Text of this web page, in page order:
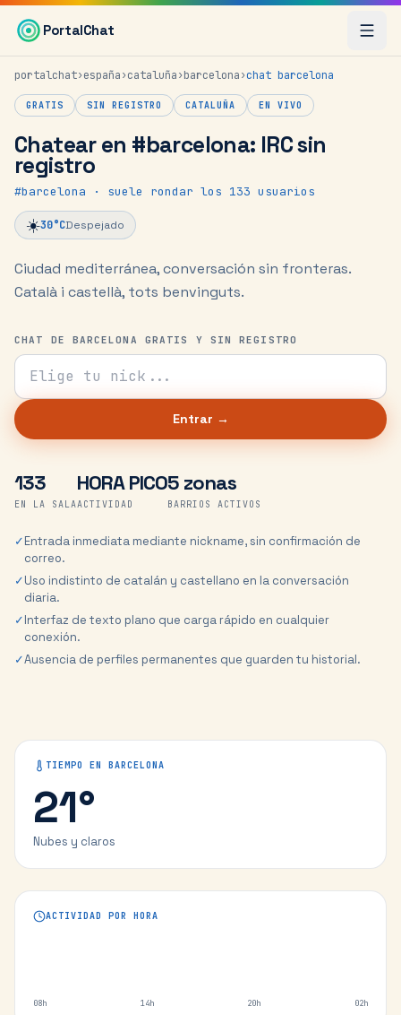
Saltar al contenido principal
PortalChat
portalchat›españa›cataluña›barcelona›chat barcelona
GRATIS SIN REGISTRO CATALUÑA EN VIVO
Chatear en #barcelona: IRC sin
registro
#barcelona · suele rondar los 133 usuarios
☀️30°CDespejado
Ciudad mediterránea, conversación sin fronteras.
Català i castellà, tots benvinguts.
CHAT DE BARCELONA GRATIS Y SIN REGISTRO
Tu nick para el chat
Entrar →
133
EN LA SALA
HORA PICO
ACTIVIDAD
5 zonas
BARRIOS ACTIVOS
✓Entrada inmediata mediante nickname, sin confirmación de
correo.
✓Uso indistinto de catalán y castellano en la conversación
diaria.
✓Interfaz de texto plano que carga rápido en cualquier
conexión.
✓Ausencia de perfiles permanentes que guarden tu historial.
TIEMPO EN BARCELONA
21°
Nubes y claros
ACTIVIDAD POR HORA
08h 14h 20h 02h